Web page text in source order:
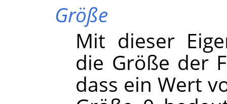
Größe
Mit dieser
die Größe der
dass ein Wert